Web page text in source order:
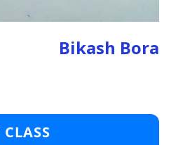
Bikash Bora